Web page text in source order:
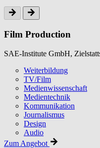
Film Production
SAE-Institute GmbH,
Weiterbildung
TV/Film
Medienwissenschaft
Medientechnik
Kommunikation
Journalismus
Design
Audio
Zum Angebot